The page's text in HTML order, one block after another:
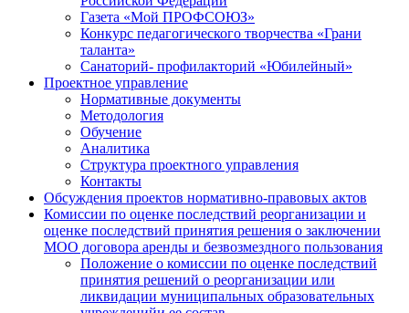
Газета «Мой ПРОФСОЮЗ»
Конкурс педагогического творчества «Грани
таланта»
Санаторий- профилакторий «Юбилейный»
Проектное управление
Нормативные документы
Методология
Обучение
Аналитика
Структура проектного управления
Контакты
Обсуждения проектов нормативно-правовых актов
Комиссии по оценке последствий реорганизации и
оценке последствий принятия решения о заключении
МОО договора аренды и безвозмездного пользования
Положение о комиссии по оценке последствий
принятия решений о реорганизации или
ликвидации муниципальных образовательных